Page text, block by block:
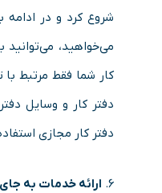
شروع کرد و در
می‌خواهید،
کار شما فقط مرتبط با
دفتر کار و وسایل
دفتر کار مجازی
ارائه خدمات به‌